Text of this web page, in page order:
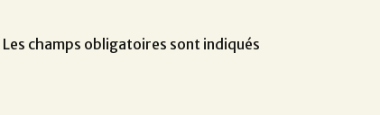
Les champs obligatoires sont indiqués